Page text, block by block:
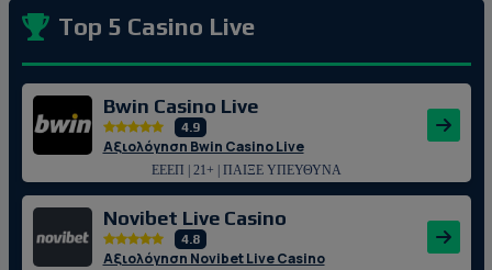
Top 5 Casino Live
Bwin Casino Live
4.9
Αξιολόγηση Bwin Casino Live
ΕΕΕΠ | 21+ | ΠΑΙΞΕ ΥΠΕΥΘΥΝΑ
Novibet Live Casino
4.8
Αξιολόγηση Novibet Live Casino